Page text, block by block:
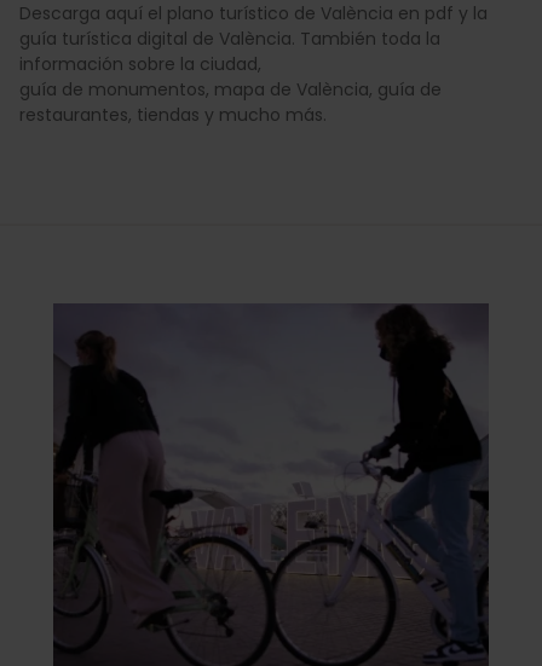
Descarga aquí el plano turístico de València en pdf y la
guía turística digital de València. También toda la
información sobre la ciudad,
guía de monumentos, mapa de València, guía de
restaurantes, tiendas y mucho más.